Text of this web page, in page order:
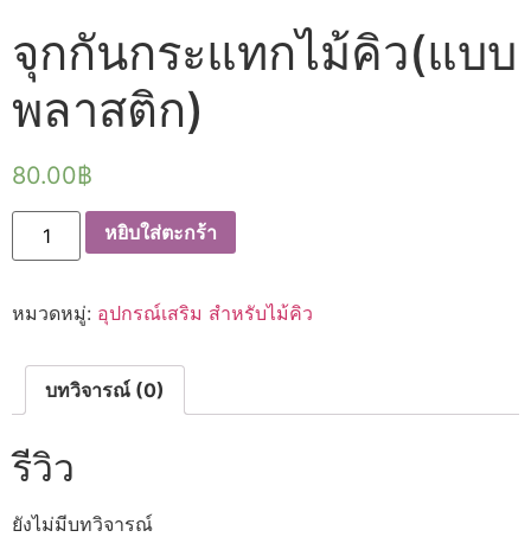
จุกกันกระแทกไม้คิว(แบบ
พลาสติก)
80.00฿
จำนวน
กัน
คิว(แบบ
พลาสติก)
หยิบใส่ตะกร้า
หมวดหมู่: อุปกรณ์เสริม สำหรับไม้คิว
บทวิจารณ์ (0)
รีวิว
ยังไม่มีบทวิจารณ์